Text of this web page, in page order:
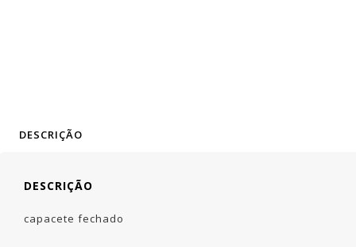
DESCRIÇÃO
DESCRIÇÃO
capacete fechado